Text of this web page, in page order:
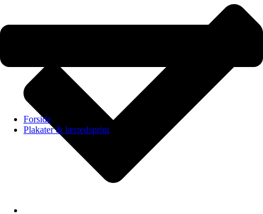
Forside
Plakater & lærredsprint